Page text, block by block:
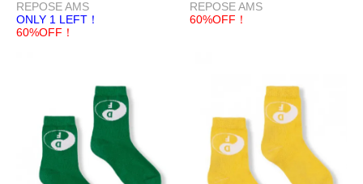
REPOSE AMS
ONLY 1 LEFT！
60%OFF！
REPOSE AMS
60%OFF！